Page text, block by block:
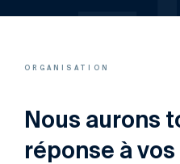
ORGANISATION
Nous aurons
réponse à